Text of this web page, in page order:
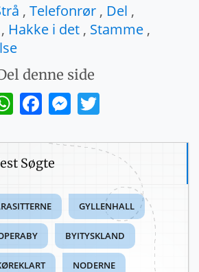
, Telefonrør , Del ,
, Hakke i det , Stamme ,
denne side
WhatsAppFacebookMessenger
Søgte
GYLLENHALL
BYITYSKLAND
NODERNE